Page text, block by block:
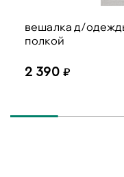
вешалка д/
полкой
2 390